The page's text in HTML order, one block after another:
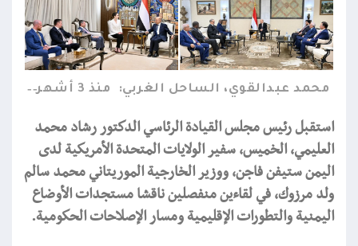
محمد عبدالقوي، الساحل الغربي: منذ 3 أشهر
استقبل رئيس مجلس القيادة الرئاسي الدكتور رشاد محمد
العليمي، الخميس، سفير الولايات المتحدة الأمريكية لدى
اليمن ستيفن فاجن، ووزير الخارجية الموريتاني محمد سالم
ولد مرزوك، في لقاءين منفصلين ناقشا مستجدات الأوضاع
اليمنية والتطورات الإقليمية ومسار الإصلاحات الحكومية.